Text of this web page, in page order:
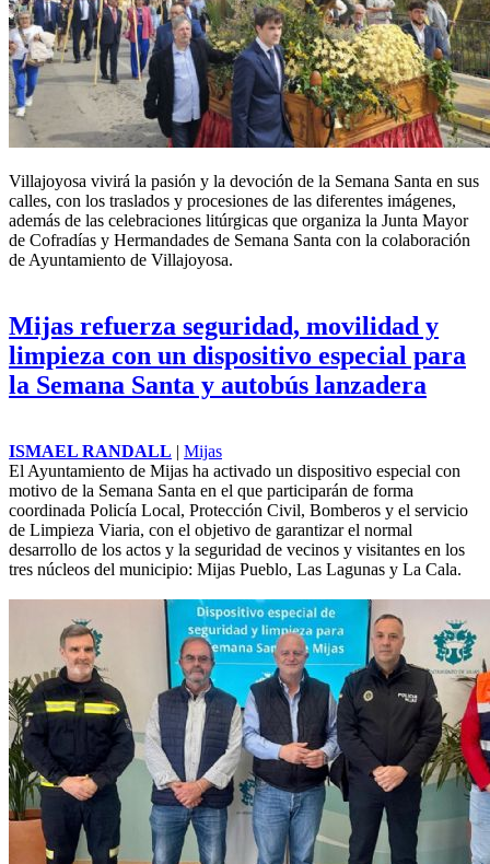
Villajoyosa vivirá la pasión y la devoción de la Semana Santa en sus
calles, con los traslados y procesiones de las diferentes imágenes,
además de las celebraciones litúrgicas que organiza la Junta Mayor
de Cofradías y Hermandades de Semana Santa con la colaboración
de Ayuntamiento de Villajoyosa.
Mijas refuerza seguridad, movilidad y
limpieza con un dispositivo especial para
la Semana Santa y autobús lanzadera
ISMAEL RANDALL | Mijas
El Ayuntamiento de Mijas ha activado un dispositivo especial con
motivo de la Semana Santa en el que participarán de forma
coordinada Policía Local, Protección Civil, Bomberos y el servicio
de Limpieza Viaria, con el objetivo de garantizar el normal
desarrollo de los actos y la seguridad de vecinos y visitantes en los
tres núcleos del municipio: Mijas Pueblo, Las Lagunas y La Cala.